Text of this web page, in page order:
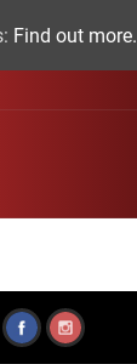
Find out more.